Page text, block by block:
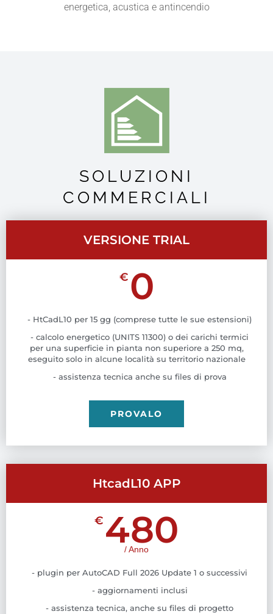
energetica, acustica e antincendio
SOLUZIONI
COMMERCIALI
VERSIONE TRIAL
€ 0
- HtCadL10 per 15 gg (comprese tutte le sue estensioni)
- calcolo energetico (UNITS 11300) o dei carichi termici
per una superficie in pianta non superiore a 250 mq,
eseguito solo in alcune località su territorio nazionale
- assistenza tecnica anche su files di prova
PROVALO
HtcadL10 APP
€ 480
/ Anno
- plugin per AutoCAD Full 2026 Update 1 o successivi
- aggiornamenti inclusi
- assistenza tecnica, anche su files di progetto